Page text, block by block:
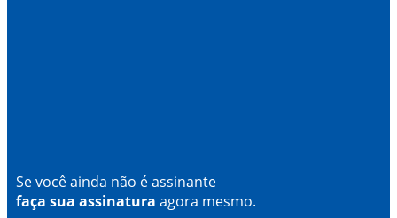
Se você ainda não é assinante
faça sua assinatura agora mesmo.